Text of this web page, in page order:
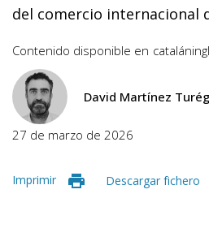
del comercio internacional
Contenido disponible en catalán
David Martínez
27 de marzo de 2026
Imprimir Descargar fichero